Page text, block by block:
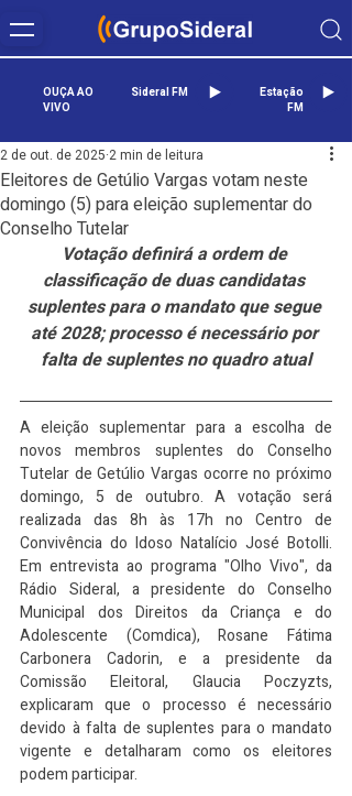
OUÇA AO
VIVO
Sideral FM
Estação
FM
Eleitores de Getúlio Vargas votam neste
domingo (5) para eleição suplementar do
Conselho Tutelar
2 de out. de 2025 2 min de leitura
Votação definirá a ordem de
classificação de duas candidatas
suplentes para o mandato que segue
até 2028; processo é necessário por
falta de suplentes no quadro atual
A eleição suplementar para a escolha de
novos membros suplentes do Conselho
Tutelar de Getúlio Vargas ocorre no próximo
domingo, 5 de outubro. A votação será
realizada das 8h às 17h no Centro de
Convivência do Idoso Natalício José Botolli.
Em entrevista ao programa "Olho Vivo", da
Rádio Sideral, a presidente do Conselho
Municipal dos Direitos da Criança e do
Adolescente (Comdica), Rosane Fátima
Carbonera Cadorin, e a presidente da
Comissão Eleitoral, Glaucia Poczyzts,
explicaram que o processo é necessário
devido à falta de suplentes para o mandato
vigente e detalharam como os eleitores
podem participar.